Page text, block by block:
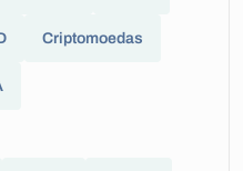
Criptomoedas